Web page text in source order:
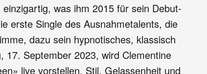
was ihm 2015 für sein Debut-
erste Single des Ausnahmetalents, die
dazu sein hypnotisches, klassisch
17. September 2023, wird Clementine
live vorstellen. Stil, Gelassenheit und